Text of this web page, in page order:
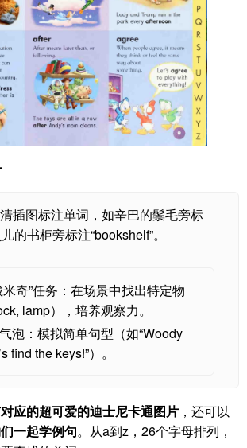
插图标注单词，如辛巴的鬃毛旁标
的书柜旁标注“bookshelf”。
米奇”任务：在场景中找出特定物
lamp），培养观察力。
泡：模拟简单句型（如“Woody
find the keys!”）。
应的超可爱的迪士尼卡通图片 ，还可以
一起学例句。从a到z，26个字母排列，